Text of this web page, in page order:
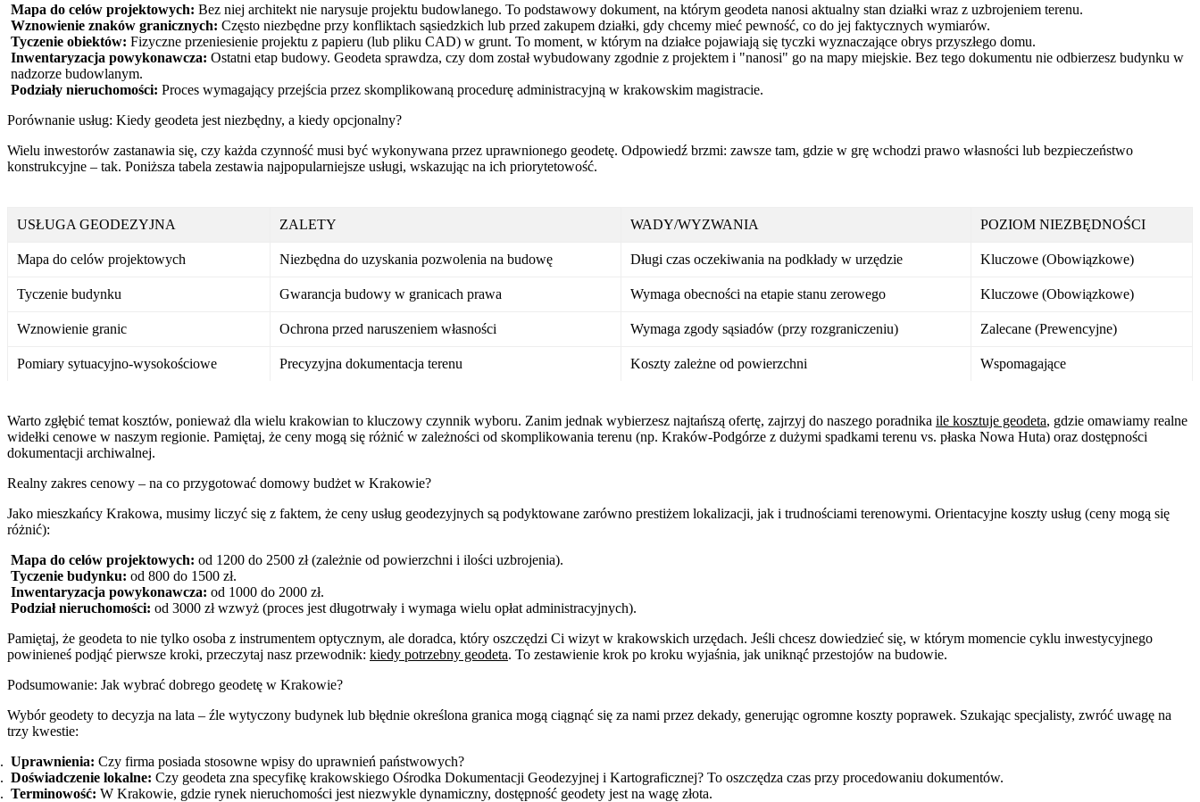
Mapa do celów projektowych: Bez niej architekt nie narysuje projektu budowlanego. To podstawowy dokument, na którym geodeta nanosi aktualny stan działki wraz z uzbrojeniem terenu.
Wznowienie znaków granicznych: Często niezbędne przy konfliktach sąsiedzkich lub przed zakupem działki, gdy chcemy mieć pewność, co do jej faktycznych wymiarów.
Tyczenie obiektów: Fizyczne przeniesienie projektu z papieru (lub pliku CAD) w grunt. To moment, w którym na działce pojawiają się tyczki wyznaczające obrys przyszłego domu.
Inwentaryzacja powykonawcza: Ostatni etap budowy. Geodeta sprawdza, czy dom został wybudowany zgodnie z projektem i "nanosi" go na mapy miejskie. Bez tego dokumentu nie odbierzesz budynku w
nadzorze budowlanym.
Podziały nieruchomości: Proces wymagający przejścia przez skomplikowaną procedurę administracyjną w krakowskim magistracie.
Porównanie usług: Kiedy geodeta jest niezbędny, a kiedy opcjonalny?
Wielu inwestorów zastanawia się, czy każda czynność musi być wykonywana przez uprawnionego geodetę. Odpowiedź brzmi: zawsze tam, gdzie w grę wchodzi prawo własności lub bezpieczeństwo
konstrukcyjne – tak. Poniższa tabela zestawia najpopularniejsze usługi, wskazując na ich priorytetowość.
USŁUGA GEODEZYJNA ZALETY WADY/WYZWANIA POZIOM NIEZBĘDNOŚCI
Mapa do celów projektowych Niezbędna do uzyskania pozwolenia na budowę Długi czas oczekiwania na podkłady w urzędzie Kluczowe (Obowiązkowe)
Tyczenie budynku Gwarancja budowy w granicach prawa Wymaga obecności na etapie stanu zerowego Kluczowe (Obowiązkowe)
Wznowienie granic Ochrona przed naruszeniem własności Wymaga zgody sąsiadów (przy rozgraniczeniu) Zalecane (Prewencyjne)
Pomiary sytuacyjno-wysokościowe Precyzyjna dokumentacja terenu Koszty zależne od powierzchni Wspomagające
Warto zgłębić temat kosztów, ponieważ dla wielu krakowian to kluczowy czynnik wyboru. Zanim jednak wybierzesz najtańszą ofertę, zajrzyj do naszego poradnika ile kosztuje geodeta, gdzie omawiamy realne
widełki cenowe w naszym regionie. Pamiętaj, że ceny mogą się różnić w zależności od skomplikowania terenu (np. Kraków-Podgórze z dużymi spadkami terenu vs. płaska Nowa Huta) oraz dostępności
dokumentacji archiwalnej.
Realny zakres cenowy – na co przygotować domowy budżet w Krakowie?
Jako mieszkańcy Krakowa, musimy liczyć się z faktem, że ceny usług geodezyjnych są podyktowane zarówno prestiżem lokalizacji, jak i trudnościami terenowymi. Orientacyjne koszty usług (ceny mogą się
różnić):
Mapa do celów projektowych: od 1200 do 2500 zł (zależnie od powierzchni i ilości uzbrojenia).
Tyczenie budynku: od 800 do 1500 zł.
Inwentaryzacja powykonawcza: od 1000 do 2000 zł.
Podział nieruchomości: od 3000 zł wzwyż (proces jest długotrwały i wymaga wielu opłat administracyjnych).
Pamiętaj, że geodeta to nie tylko osoba z instrumentem optycznym, ale doradca, który oszczędzi Ci wizyt w krakowskich urzędach. Jeśli chcesz dowiedzieć się, w którym momencie cyklu inwestycyjnego
powinieneś podjąć pierwsze kroki, przeczytaj nasz przewodnik: kiedy potrzebny geodeta. To zestawienie krok po kroku wyjaśnia, jak uniknąć przestojów na budowie.
Podsumowanie: Jak wybrać dobrego geodetę w Krakowie?
Wybór geodety to decyzja na lata – źle wytyczony budynek lub błędnie określona granica mogą ciągnąć się za nami przez dekady, generując ogromne koszty poprawek. Szukając specjalisty, zwróć uwagę na
trzy kwestie:
Uprawnienia: Czy firma posiada stosowne wpisy do uprawnień państwowych?
Doświadczenie lokalne: Czy geodeta zna specyfikę krakowskiego Ośrodka Dokumentacji Geodezyjnej i Kartograficznej? To oszczędza czas przy procedowaniu dokumentów.
Terminowość: W Krakowie, gdzie rynek nieruchomości jest niezwykle dynamiczny, dostępność geodety jest na wagę złota.